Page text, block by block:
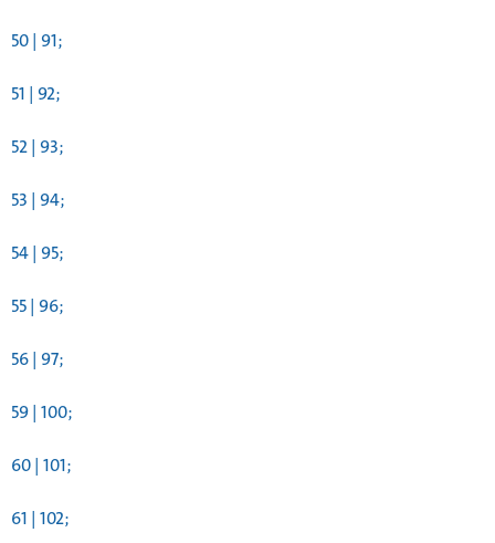
50 | 91;
51 | 92;
52 | 93;
53 | 94;
54 | 95;
55 | 96;
56 | 97;
59 | 100;
60 | 101;
61 | 102;